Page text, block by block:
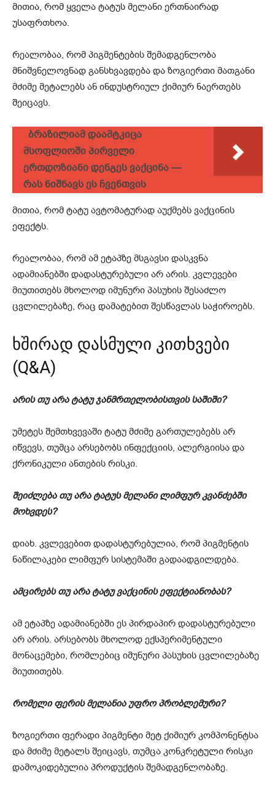
მითია, რომ ყველა ტატუს მელანი ერთნაირად
უსაფრთხოა.
რეალობაა, რომ პიგმენტების შემადგენლობა
მნიშვნელოვნად განსხვავდება და ზოგიერთი მათგანი
მძიმე მეტალებს ან ინდუსტრიულ ქიმიურ ნაერთებს
შეიცავს.
ბრაზილიამ დაამტკიცა
მსოფლიოში პირველი
ერთდოზიანი დენგეს ვაქცინა —
რას ნიშნავს ეს ჩვენთვის
მითია, რომ ტატუ ავტომატურად აუქმებს ვაქცინის
ეფექტს.
რეალობაა, რომ ამ ეტაპზე მსგავსი დასკვნა
ადამიანებში დადასტურებული არ არის. კვლევები
მიუთითებს მხოლოდ იმუნური პასუხის შესაძლო
ცვლილებაზე, რაც დამატებით შესწავლას საჭიროებს.
ხშირად დასმული კითხვები
(Q&A)
არის თუ არა ტატუ ჯანმრთელობისთვის საშიში?
უმეტეს შემთხვევაში ტატუ მძიმე გართულებებს არ
იწვევს, თუმცა არსებობს ინფექციის, ალერგიისა და
ქრონიკული ანთების რისკი.
შეიძლება თუ არა ტატუს მელანი ლიმფურ კვანძებში
მოხვდეს?
დიახ. კვლევებით დადასტურებულია, რომ პიგმენტის
ნაწილაკები ლიმფურ სისტემაში გადაადგილდება.
ამცირებს თუ არა ტატუ ვაქცინის ეფექტიანობას?
ამ ეტაპზე ადამიანებში ეს პირდაპირ დადასტურებული
არ არის. არსებობს მხოლოდ ექსპერიმენტული
მონაცემები, რომლებიც იმუნური პასუხის ცვლილებაზე
მიუთითებს.
რომელი ფერის მელანია უფრო პრობლემური?
ზოგიერთი ფერადი პიგმენტი მეტ ქიმიურ კომპონენტსა
და მძიმე მეტალს შეიცავს, თუმცა კონკრეტული რისკი
დამოკიდებულია პროდუქტის შემადგენლობაზე.